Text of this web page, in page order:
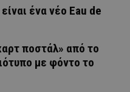
ένα νέο Eau de
ποστάλ» από το
με φόντο το